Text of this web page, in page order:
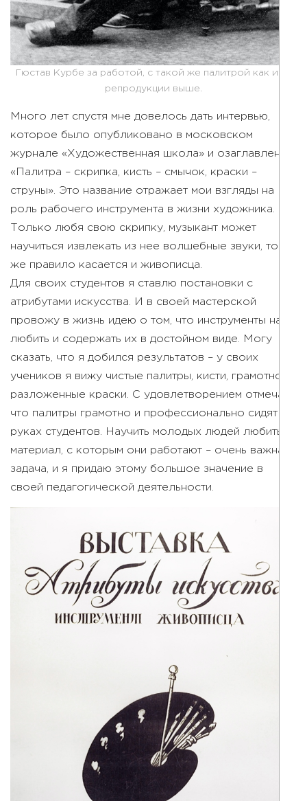
Гюстав Курбе за работой, с такой же палитрой как и на
репродукции выше.
Много лет спустя мне довелось дать интервью,
которое было опубликовано в московском
журнале «Художественная школа» и озаглавлено
«Палитра – скрипка, кисть – смычок, краски –
струны». Это название отражает мои взгляды на
роль рабочего инструмента в жизни художника.
Только любя свою скрипку, музыкант может
научиться извлекать из нее волшебные звуки, то
же правило касается и живописца.
Для своих студентов я ставлю постановки с
атрибутами искусства. И в своей мастерской
провожу в жизнь идею о том, что инструменты надо
любить и содержать их в достойном виде. Могу
сказать, что я добился результатов – у своих
учеников я вижу чистые палитры, кисти, грамотно
разложенные краски. С удовлетворением отмечаю,
что палитры грамотно и профессионально сидят на
руках студентов. Научить молодых людей любить
материал, с которым они работают – очень важная
задача, и я придаю этому большое значение в
своей педагогической деятельности.